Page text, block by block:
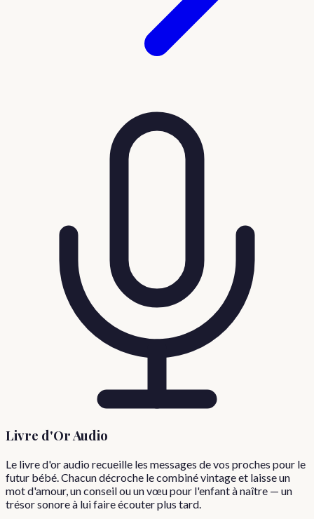
Livre d'Or Audio
Le livre d'or audio recueille les messages de vos proches pour le
futur bébé. Chacun décroche le combiné vintage et laisse un
mot d'amour, un conseil ou un vœu pour l'enfant à naître — un
trésor sonore à lui faire écouter plus tard.